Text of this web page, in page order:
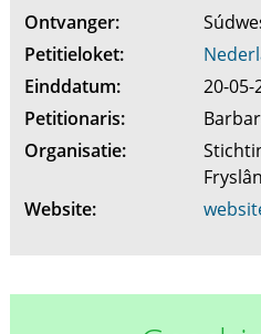
Ontvanger:
Petitieloket:
Einddatum:
20-05-
Petitionaris:
Organisatie:
Fryslân
Website: